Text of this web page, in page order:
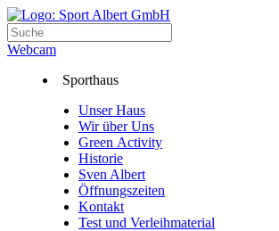
Webcam
Sporthaus
Unser Haus
Wir über Uns
Green Activity
Historie
Sven Albert
Öffnungszeiten
Kontakt
Test und Verleihmaterial